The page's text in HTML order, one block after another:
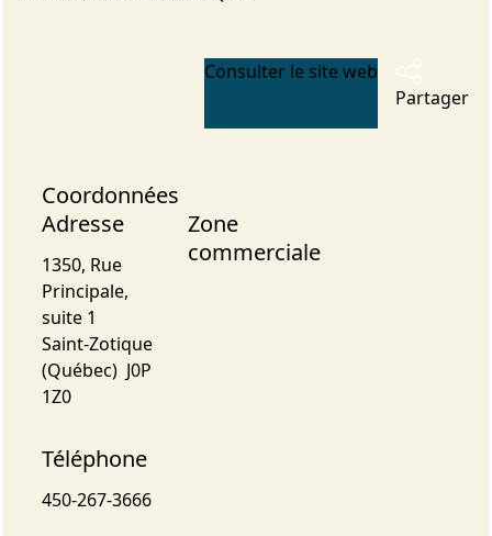
Consulter le site web
Partager
Coordonnées
Adresse
1350, Rue
Principale,
suite 1
Saint-Zotique
(Québec) J0P
1Z0
Téléphone
450-267-3666
Zone
commerciale